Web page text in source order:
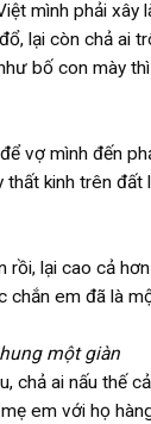
mình phải xây
lại còn chả ai
bố con mày
vợ mình đến
kinh trên đất
rồi, lại cao cả
chắn em đã là
một giàn
chả ai nấu thế
em với họ